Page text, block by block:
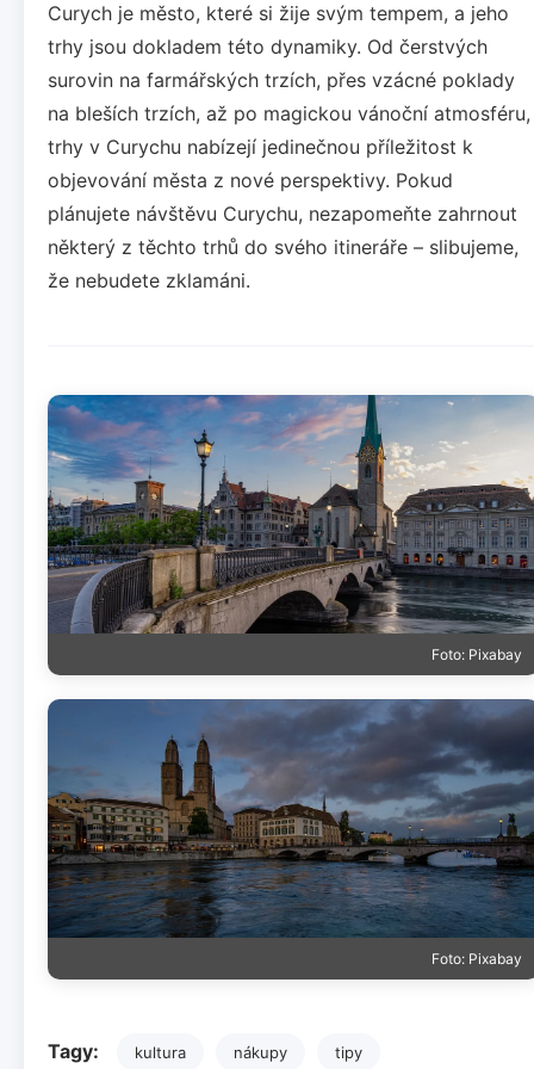
Curych je město, které si žije svým tempem, a jeho
trhy jsou dokladem této dynamiky. Od čerstvých
surovin na farmářských trzích, přes vzácné poklady
na bleších trzích, až po magickou vánoční atmosféru,
trhy v Curychu nabízejí jedinečnou příležitost k
objevování města z nové perspektivy. Pokud
plánujete návštěvu Curychu, nezapomeňte zahrnout
některý z těchto trhů do svého itineráře – slibujeme,
že nebudete zklamáni.
Foto: Pixabay
Foto: Pixabay
Tagy: kultura nákupy tipy